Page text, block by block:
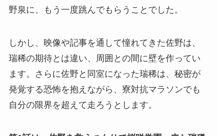
野泉に、もう一度跳んでもらうことでした。
しかし、映像や記事を通して憧れてきた佐野は、
瑞稀の期待とは違い、周囲との間に壁を作ってい
ます。さらに佐野と同室になった瑞稀は、秘密が
発覚する恐怖を抱えながら、寮対抗マラソンでも
自分の限界を超えて走ろうとします。